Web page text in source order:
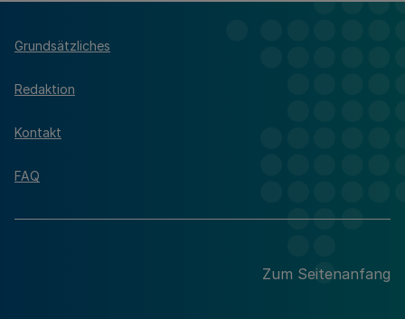
Grundsätzliches
Redaktion
Kontakt
FAQ
Zum Seitenanfang